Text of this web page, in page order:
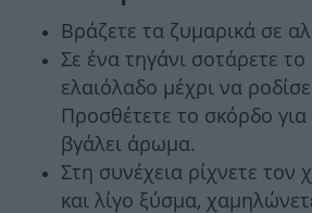
Βράζετε τα ζυμαρικά σε
Σε ένα τηγάνι σοτάρετε
ελαιόλαδο μέχρι να
Προσθέτετε το σκόρδο
βγάλει άρωμα.
Στη συνέχεια ρίχνετε τον
και λίγο ξύσμα,